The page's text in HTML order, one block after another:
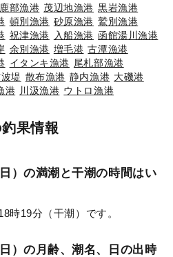
鹿部漁港 茂辺地漁港 黒岩漁港
頓別漁港 砂原漁港 鷲別漁港
祝津漁港 入船漁港 函館湯川漁港
余別漁港 増毛港 古潭漁港
イタンキ漁港 尾札部漁港
堤 散布漁港 静内漁港 大磯港
港 川汲漁港 ウトロ漁港
果情報
）の満潮と干潮の時間はい
時19分（干潮）です。
）の月齢、潮名、日の出時